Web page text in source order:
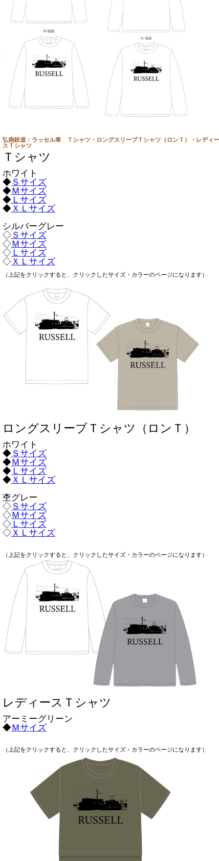
弘南鉄道：ラッセル車 Ｔシャツ・ロングスリーブＴシャツ（ロンＴ）・レディー
スＴシャツ
Ｔシャツ
ホワイト
◆ Ｓサイズ
◆Ｍサイズ
◆ Ｌサイズ
◆ ＸＬサイズ
シルバーグレー
◇ Ｓサイズ
◇Ｍサイズ
◇ Ｌサイズ
◇ ＸＬサイズ
（上記をクリックすると、クリックしたサイズ・カラーのページになります）
ロングスリーブＴシャツ（ロンＴ）
ホワイト
◆ Ｓサイズ
◆Ｍサイズ
◆ Ｌサイズ
◆ ＸＬサイズ
杢グレー
◇ Ｓサイズ
◇Ｍサイズ
◇ Ｌサイズ
◇ ＸＬサイズ
（上記をクリックすると、クリックしたサイズ・カラーのページになります）
レディースＴシャツ
アーミーグリーン
◆Ｍサイズ
（上記をクリックすると、クリックしたサイズ・カラーのページになります）